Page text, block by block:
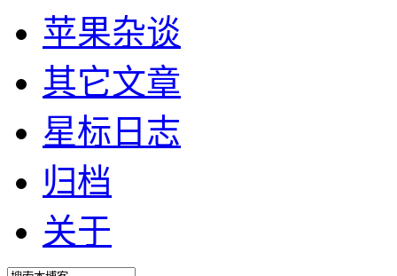
苹果杂谈
其它文章
星标日志
归档
关于